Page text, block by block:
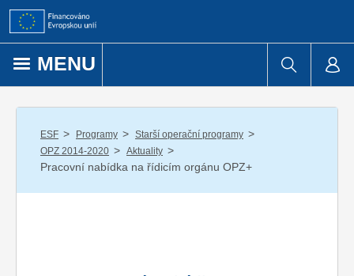
Přejít k obsahu
MENU
ESF / Programy / Starší operační programy /
OPZ 2014-2020 / Aktuality /
Pracovní nabídka na řídicím orgánu OPZ+